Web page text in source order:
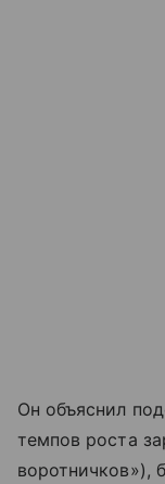
Он объяснил
темпов роста
воротничков»),